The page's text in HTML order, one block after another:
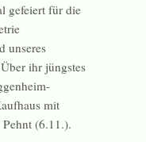
gefeiert für die
unseres
ihr jüngstes
mit
(6.11.).